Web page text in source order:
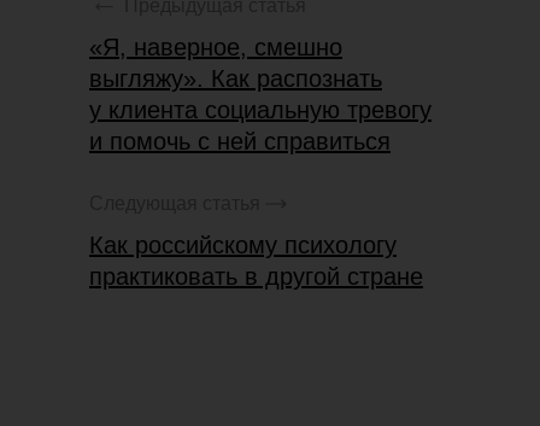
«Я, наверное, смешно
выгляжу». Как распознать
у клиента социальную тревогу
и помочь с ней справиться
Как российскому психологу
практиковать в другой стране